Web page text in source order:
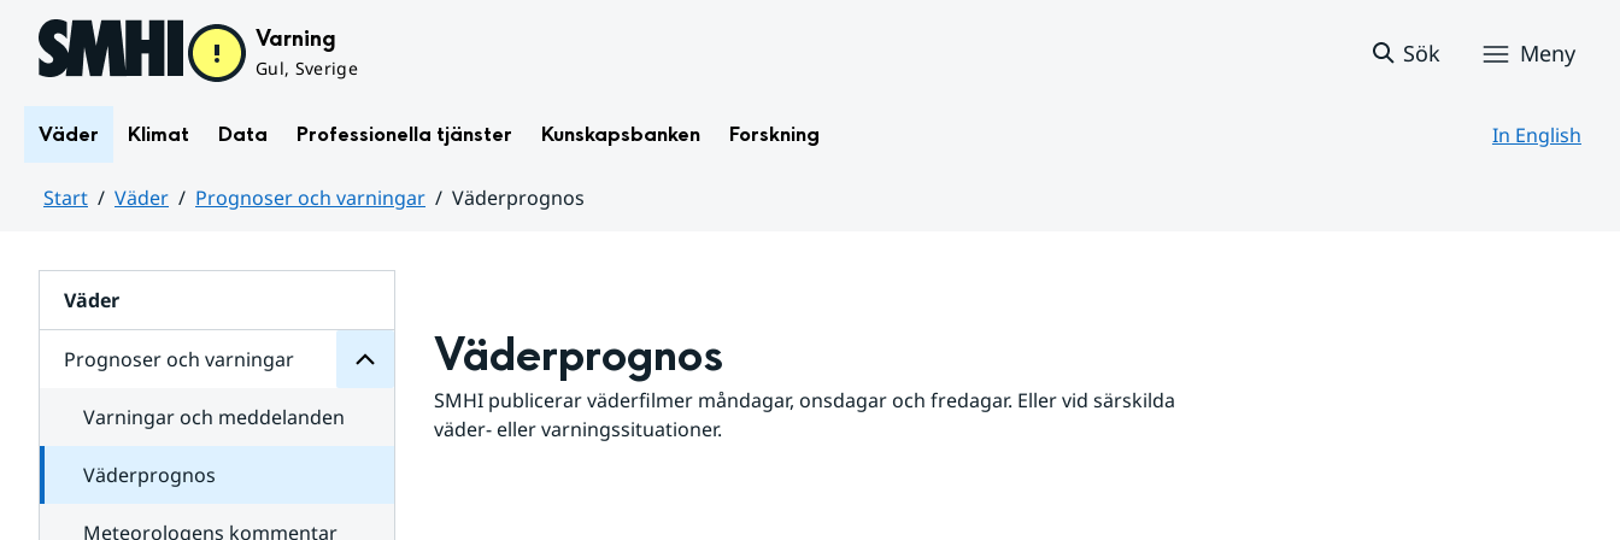
Hoppa till sidans innehåll Varning
Gul, Sverige
Sök Meny
Väder Klimat Data Professionella tjänster Kunskapsbanken Forskning In English
Start Väder Prognoser och varningar
Väderprognos
Väder
Prognoser och varningar
för
varningar
Varningar och meddelanden
Väderprognos
Meteorologens kommentar
Väderprognos
SMHI publicerar väderfilmer måndagar, onsdagar och fredagar. Eller vid särskilda
väder- eller varningssituationer.